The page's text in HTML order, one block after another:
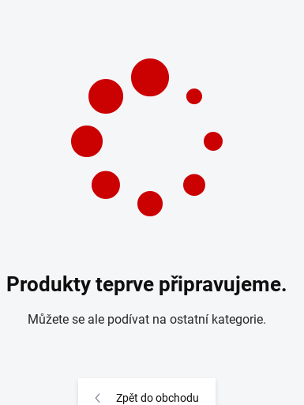
Produkty teprve připravujeme.
Můžete se ale podívat na ostatní kategorie.
Zpět do obchodu